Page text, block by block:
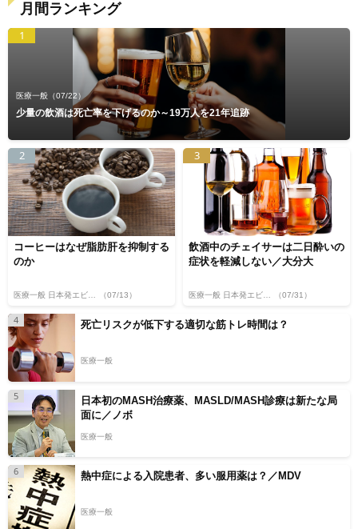
月間ランキング
1
医療一般 （07/22）
少量の飲酒は死亡率を下げるのか～19万人を21年追跡
2
コーヒーはなぜ脂肪肝を抑制する
のか
医療一般 日本発エビデンス （07/13）
3
飲酒中のチェイサーは二日酔いの
症状を軽減しない／大分大
医療一般 日本発エビデンス （07/31）
4 死亡リスクが低下する適切な筋トレ時間は？
医療一般
5
日本初のMASH治療薬、MASLD/MASH診療は新たな局
面に／ノボ
医療一般
6 熱中症による入院患者、多い服用薬は？／MDV
医療一般